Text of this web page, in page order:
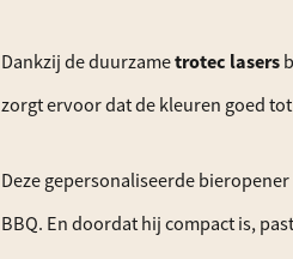
Dankzij de duurzametrotec lasers
zorgt ervoor dat de kleuren goed
Deze gepersonaliseerde
BBQ. En doordat hij compact is,